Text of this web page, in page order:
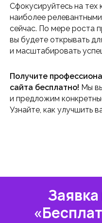
Сфокусируйтесь на тех
наиболее
сейчас. По мере роста
вы будете открывать
и масштабировать
Получите
сайта бесплатно! Мы
и предложим
Узнайте, как улучшить
Заявка